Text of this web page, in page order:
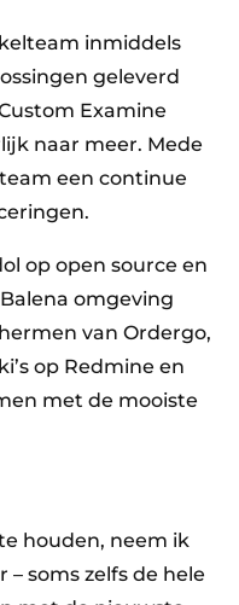
inmiddels
geleverd
Examine
naar meer. Mede
een continue
op open source en
omgeving
van Ordergo,
op Redmine en
met de mooiste
houden, neem ik
soms zelfs de hele